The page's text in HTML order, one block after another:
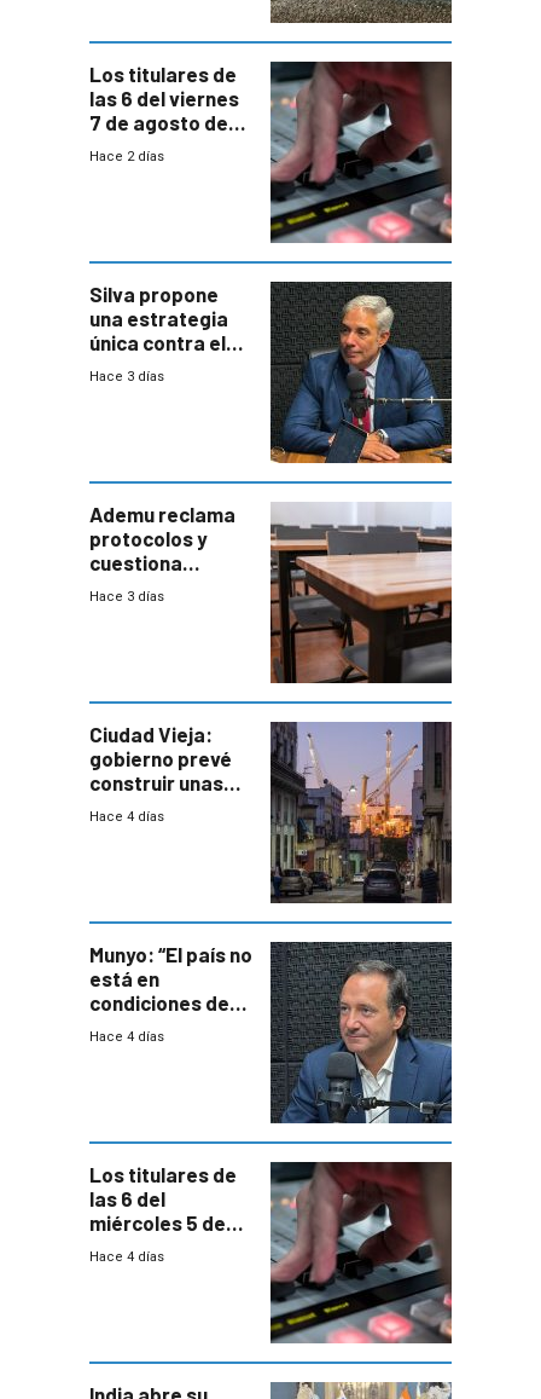
Los titulares de
las 6 del viernes
7 de agosto de
2026
Hace 2 días
Silva propone
una estrategia
única contra el
narcotráfico y
Hace 3 días
Ademu reclama
protocolos y
cuestiona
demora de
Hace 3 días
Ciudad Vieja:
gobierno prevé
construir unas
mil viviendas en
Hace 4 días
Munyo: “El país no
está en
condiciones de
enfrentar una
Hace 4 días
Los titulares de
las 6 del
miércoles 5 de
agosto de 2026
Hace 4 días